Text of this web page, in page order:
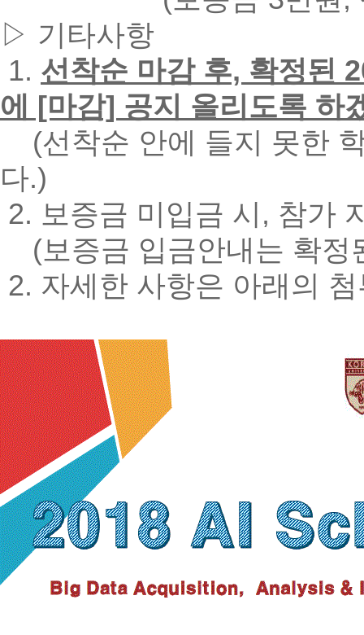
▷ 기타사항
1. 선착순 마감 후, 확정된
에 [마감] 공지 올리도록 하
(선착순 안에 들지 못한
다.)
2. 보증금 미입금 시, 참가
(보증금 입금안내는 확정
2. 자세한 사항은 아래의